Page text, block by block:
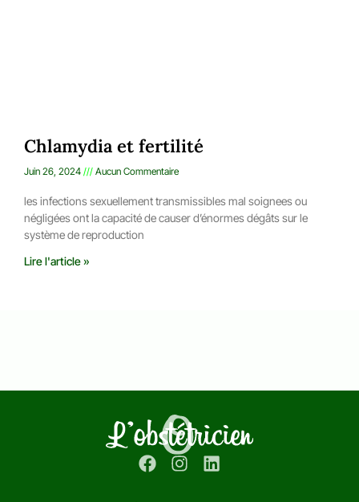
Chlamydia et fertilité
Juin 26, 2024 Aucun Commentaire
les infections sexuellement transmissibles mal soignees ou
négligées ont la capacité de causer d’énormes dégâts sur le
système de reproduction
Lire l'article »